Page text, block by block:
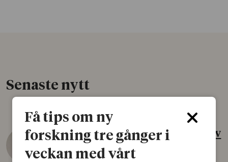
Senaste nytt
Nytt steg mot behandling av
typ 1-diabetes
Få tips om ny
forskning tre gånger i
veckan med vårt